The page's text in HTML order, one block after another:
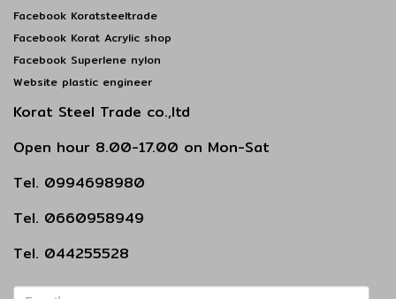
Facebook Koratsteeltrade
Facebook Korat Acrylic shop
Facebook Superlene nylon
Website plastic engineer
Korat Steel Trade co.,ltd
Open hour 8.00-17.00 on Mon-Sat
Tel. 0994698980
Tel. 0660958949
Tel. 044255528